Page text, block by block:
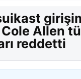
Allen
reddetti